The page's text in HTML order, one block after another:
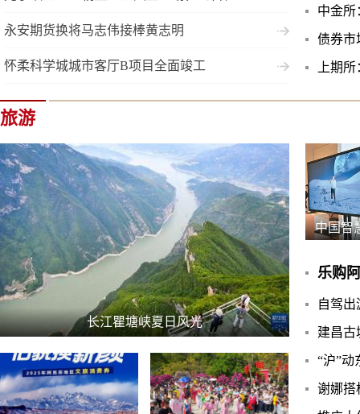
永安期货换将马志伟接棒黄志明
怀柔科学城城市客厅B项目全面竣工
中金所
债券市
上期
旅游
长江瞿塘峡夏日风光
中国智
乐购
自驾
建昌
“沪”动
谢娜搭